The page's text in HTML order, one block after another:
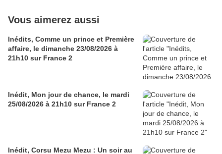
Vous aimerez aussi
Inédits, Comme un prince et Première
affaire, le dimanche 23/08/2026 à
21h10 sur France 2
Inédit, Mon jour de chance, le mardi
25/08/2026 à 21h10 sur France 2
Inédit, Corsu Mezu Mezu : Un soir au